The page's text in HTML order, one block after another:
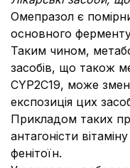
Омепразол є
основного
Таким чином,
засобів, що також
CYP2C19, може
експозиція цих
Прикладом таких
антагоністи
фенітоїн.